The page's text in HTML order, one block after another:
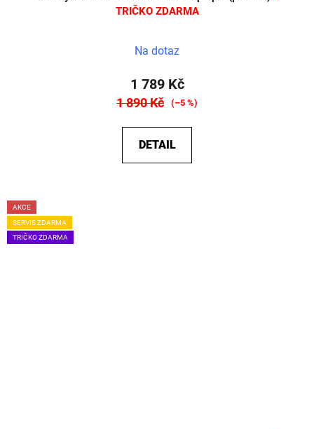
TRIČKO ZDARMA
Na dotaz
1 789 Kč
1 890 Kč (–5 %)
DETAIL
AKCE
SERVIS ZDARMA
TRIČKO ZDARMA